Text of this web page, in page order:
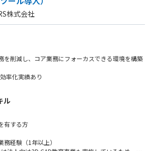
株式会社
を削減し、コア業務にフォーカスできる環境を構築
率化実績あり
グ～要件定義・最適化～ツール構築・導入支援と、
ール開発・運用まで一気通貫でご対応いただけま
ル
有する方
経験（1年以上）